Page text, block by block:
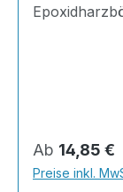
Naturtönen
Wenn Sie
Regulärer
Ab 14,85 €
Preise inkl.